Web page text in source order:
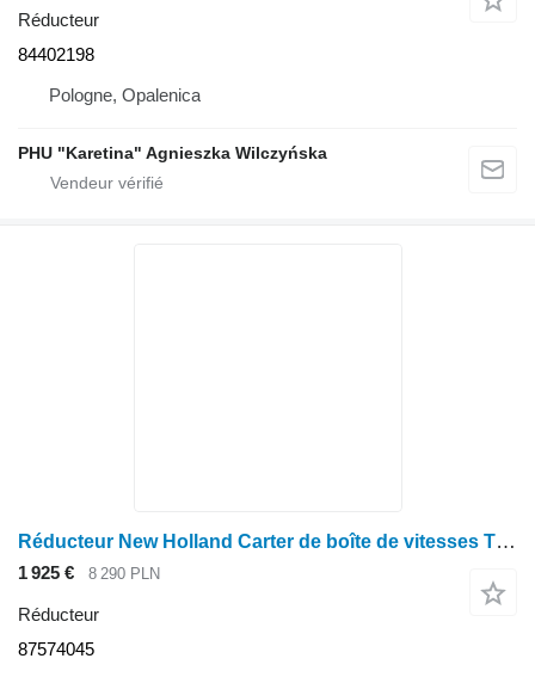
Réducteur
84402198
Pologne, Opalenica
PHU "Karetina" Agnieszka Wilczyńska
Réducteur New Holland Carter de boîte de vitesses T6010 T6090 T6070 87574045 pour tracteur à roues New Holland T6010 T6090 T6070
1 925 € 8 290 PLN
Réducteur
87574045